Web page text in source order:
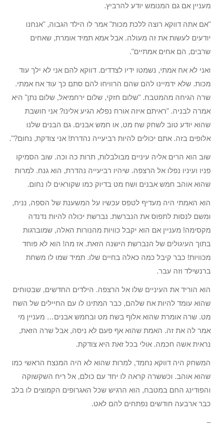
מעניין אם גם המנומש יודע להרביץ.
"אם אתה דווקא רוצה ללכת מכות" אמר לו הילד הגבוה, "אנחנו
יודעים לעשות את זה מעולה. אבל אמא תמיד אומרת, שאחים
שרבים, הם אחים אמתיים".
ואני לא אח אמתי, נשמטו ידיו לצדדים. דווקא להם אני לא ילך עוד
מכות. שלא ידמיינו להם שהם הרוויחו להם סתם כך עוד אח אמתי.
שרה הגיחה מהמטבח. "שלום חזקי, שלום ירחמיאל, שלום נתן" היא
אמרה לבניה. "ראיתם איזה אורח נפלא הגיע אלינו? אני חושבת
שהוא יודע טוב לשחק שח מט, או חמש אבנים. גם הבנים שלנו
אלופים בזה. אתם יכולים להיות רביעייה נהדרת! אני צודקת, נחום?".
שוב הוא הרים אליה עיניים מבולבלות, תרות כה וכה. שוב הסמיקו
פניו ועיניו נפלו אל הרצפה. שיהיו רביעייה נהדרת, הוא גנח. למרות
שהוא אוהב חמש אבנים ושח מט בדיוק כמו שקוראים לו נחום.
הוא האמתי היה מעדיף לטפס עכשיו על המשענת של הספה, נניח,
ומשם לנסות לתפוס את הנברשת. נברשת יכולה להיות נדנדה
מקסימה! מעניין אם הוא יקבל כוויות מהנורות האלה, שמוברגות
בתוך העיגולים של הנברשת הישנה הזאת. אז מה! הוא לא פוחד
מכוויות! כבר קיבל כמה כאלה בחיים שלו. תמיד שמו לו משחת
ברנשילד וזה עבר.
הוא הוריד את העיניים שלו אל הרצפה. הילדים החדשים, שבטוחים
שהוא עומד להיות אח שלהם, כבר המתינו לו עם החיילים של השח
מט. שרה אומרת שהוא אלוף בשח מט ובחמש אבנים… מעניין מי
אמר לה את זה. האמת שהוא אף פעם לא ניסה, אבל שרה הזאת,
נראית אשה חכמה. אולי בכל זאת היא צודקת.
המשחק היה דווקא נחמד, למרות שהוא לא היה המנצח הראשי כמו
שהוא אוהב. וכששרה קראה לו יחד עם כולם, אל ריח השקשוקה
והפודינג החם במטבח, הוא הרגיש שכל האגרופים הקמוצים לו בלב
כבר ארבעה חודשים נפתחים להם לאט.
–